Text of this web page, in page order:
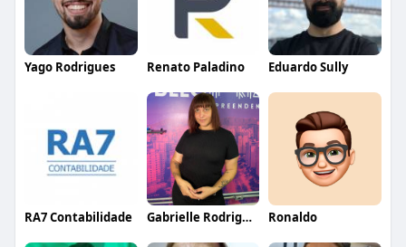
Yago Rodrigues Renato Paladino Eduardo Sully
RA7 Contabilidade Gabrielle Rodrigues Ronaldo